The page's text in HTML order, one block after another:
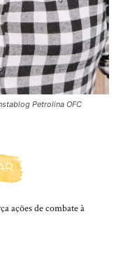
Petrolina OFC
ações de combate à